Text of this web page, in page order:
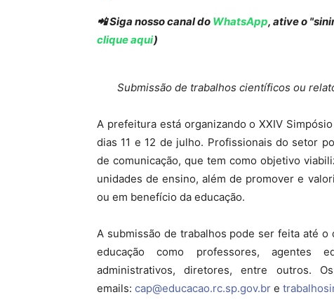
📲 Siga nosso canal do WhatsApp, ative o
clique aqui)
Submissão de trabalhos científicos ou
A prefeitura está organizando o XXIV
dias 11 e 12 de julho. Profissionais do setor
de comunicação, que tem como objetivo
unidades de ensino, além de promover e
ou em benefício da educação.
A submissão de trabalhos pode ser feita até
educação como professores, agentes
administrativos, diretores, entre outros.
emails: cap@educacao.rc.sp.gov.br e